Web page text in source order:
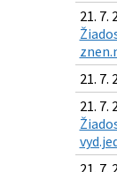
21. 7.
21. 7.
21. 7.
21. 7.